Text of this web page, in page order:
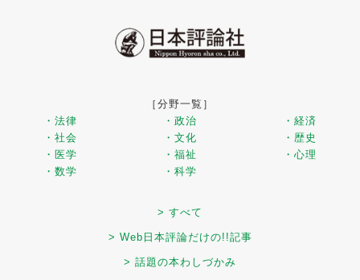
［分野一覧］
・法律
・政治
・経済
・社会
・文化
・歴史
・医学
・福祉
・心理
・数学
・科学
> すべて
> Web日本評論だけの!!記事
> 話題の本わしづかみ